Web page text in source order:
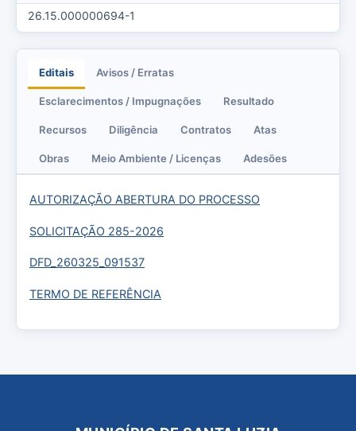
26.15.000000694-1
Editais Avisos / Erratas
Esclarecimentos / Impugnações Resultado
Recursos Diligência Contratos Atas
Obras Meio Ambiente / Licenças Adesões
AUTORIZAÇÃO ABERTURA DO PROCESSO
SOLICITAÇÃO 285-2026
DFD_260325_091537
TERMO DE REFERÊNCIA